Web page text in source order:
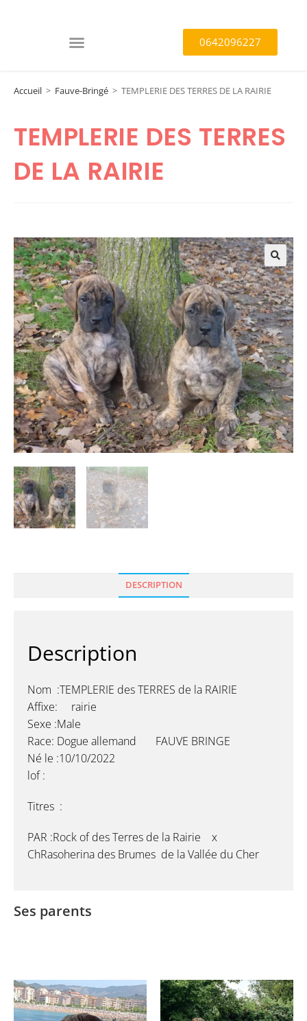
0642096227
Accueil > Fauve-Bringé > TEMPLERIE DES TERRES DE LA RAIRIE
TEMPLERIE DES TERRES
DE LA RAIRIE
🔍
DESCRIPTION
Description
Nom :TEMPLERIE des TERRES de la RAIRIE
Affixe: rairie
Sexe :Male
Race: Dogue allemand FAUVE BRINGE
Né le :10/10/2022
lof :
Titres :
PAR :Rock of des Terres de la Rairie x
ChRasoherina des Brumes de la Vallée du Cher
Ses parents